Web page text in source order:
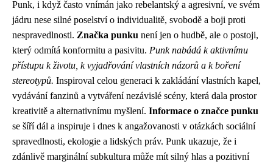
Punk, i když často vnímán jako rebelantský a agresivní, ve svém
jádru nese silné poselství o individualitě, svobodě a boji proti
nespravedlnosti. Značka punku není jen o hudbě, ale o postoji,
který odmítá konformitu a pasivitu. Punk nabádá k aktivnímu
přístupu k životu, k vyjadřování vlastních názorů a k boření
stereotypů. Inspiroval celou generaci k zakládání vlastních kapel,
vydávání fanzinů a vytváření nezávislé scény, která dala prostor
kreativitě a alternativnímu myšlení. Informace o značce punku
se šíří dál a inspiruje i dnes k angažovanosti v otázkách sociální
spravedlnosti, ekologie a lidských práv. Punk ukazuje, že i
zdánlivě marginální subkultura může mít silný hlas a pozitivní